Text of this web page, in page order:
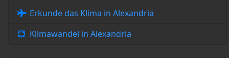
Erkunde das Klima in Alexandria
Klimawandel in Alexandria